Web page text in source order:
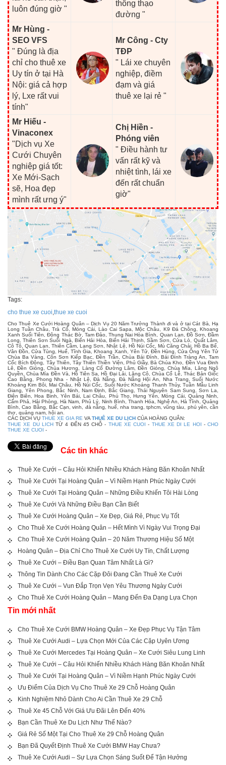
luôn đúng giờ "
thông thạo
đường "
Mr Hùng -
SEO VFS
" Đúng là địa
chỉ cho thuê xe
Uy tín ở tại Hà
Nội: giá cả hợp
lý, Lxe rất vui
tính"
Mr Công - Cty
TĐP
" Lái xe chuyên
nghiệp, điềm
đạm và giá
thuê xe lại rẻ "
Mr Hiếu -
Vinaconex
"Dịch vụ Xe
Cưới Chuyên
nghiệp giá tốt:
Xe Mới-Sạch
sẽ, Hoa đẹp
mình rất ưng ý"
Chị Hiền -
Phóng viên
" Điều hành tư
vấn rất kỹ và
nhiệt tình, lái xe
đến rất chuẩn
giờ"
Tags:
cho thue xe cuoi thue xe cuoi
Cho Thuê Xe Cưới Hoàng Quân – Dịch Vụ 20 Năm Trưởng Thành đi và ở tại Cát Bà, Hạ
Long Tuần Châu, Trà Cổ, Móng Cái, Lào Cai Sapa, Mộc Châu, K9 Đá Chông, Khoang
Xanh Suối Tiên, Động Thác Bờ, Tam Đảo, Thung Nai Hòa Bình, Quan Lạn, Đồ Sơn, Đầm
Long, Thiên Sơn Suối Ngà, Biển Hải Hòa, Biển Hải Thịnh, Sầm Sơn, Cửa Lò, Quất Lâm,
Cô Tô, Quan Lạn, Thiên Cầm, Lạng Sơn, Nhật Lệ, Hồ Núi Cốc, Mù Căng Chải, Hồ Ba Bể,
Vân Đồn, Cửa Tùng, Huế, Tĩnh Gia, Khoang Xanh, Yên Tử, Đền Hùng, Cửa Ông Yên Tử
Chùa Ba Vàng, Côn Sơn Kiếp Bạc, Đền Trần, Chùa Bái Đính, Bái Đính Tràng An, Tam
Cốc Bích Động, Tây Thiên, Tây Thiên Thiền Viện, Phủ Giầy, Bà Chúa Kho, Đền Vua Đinh
Lê, Đền Gióng, Chùa Hương, Làng Cổ Đường Lâm, Đền Gióng, Chùa Mía, Lăng Ngô
Quyền, Chùa Mía Đền Và, Hồ Tiên Sa, Hồ Đại Lải, Lăng Cô, Chùa Cổ Lễ, Thác Bản Giốc
Cao Bằng, Phong Nha - Nhật Lệ, Đà Nẵng, Đà Nẵng Hội An, Nha Trang, Suối Nước
Khoáng Kim Bôi, Mai Châu, Hồ Núi Cốc, Suối Nước Khoáng Thanh Thủy, Tuần Mẫu Linh
Giang, Yên Phong, Bắc Ninh, Nam Định, Bắc Giang, Thái Nguyên Sam Sung, Sơn La,
Điện Biên, Hoa Binh, Yên Bái, Lai Châu, Phú Thọ, Hưng Yên, Móng Cái, Quảng Ninh,
Cẩm Phả, Hải Phòng, Hà Nam, Phủ Lý, Ninh Bình, Thanh Hóa, Nghệ An, Hà Tĩnh, Quảng
Bình, Cao Bằng, Bắc Cạn, vinh, đà nẵng, huế, nha trang, tphcm, vũng tàu, phú yên, cần
thơ, quảng nam, hội an.
CÁC DỊCH VỤ THUE XE GIA RE VA THUÊ XE DU LỊCH CỦA HOÀNG QUÂN:
THUE XE DU LICHTỪ 4 ĐẾN 45 CHỖ - THUE XE CUOI - THUE XE DI LE HOI - CHO
THUE XE CUOI -
Các tin khác
Thuê Xe Cưới – Câu Hỏi Khiến Nhiều Khách Hàng Băn Khoăn Nhất
Thuê Xe Cưới Tại Hoàng Quân – Vì Niềm Hạnh Phúc Ngày Cưới
Thuê Xe Cưới Tại Hoàng Quân – Những Điều Khiến Tôi Hài Lòng
Thuê Xe Cưới Và Những Điều Bạn Cần Biết
Thuê Xe Cưới Hoàng Quân – Xe Đẹp, Giá Rẻ, Phục Vụ Tốt
Cho Thuê Xe Cưới Hoàng Quân – Hết Mình Vì Ngày Vui Trọng Đại
Cho Thuê Xe Cưới Hoàng Quân – 20 Năm Thương Hiệu Số Một
Hoàng Quân – Địa Chỉ Cho Thuê Xe Cưới Uy Tín, Chất Lượng
Thuê Xe Cưới – Điều Bạn Quan Tâm Nhất Là Gì?
Thông Tin Dành Cho Các Cặp Đôi Đang Cần Thuê Xe Cưới
Thuê Xe Cưới – Vun Đắp Trọn Vẹn Yêu Thương Ngày Cưới
Cho Thuê Xe Cưới Hoàng Quân – Mang Đến Đa Dạng Lựa Chọn
Tin mới nhất
Cho Thuê Xe Cưới BMW Hoàng Quân – Xe Đẹp Phục Vụ Tận Tâm
Thuê Xe Cưới Audi – Lựa Chọn Mới Của Các Cặp Uyên Ương
Thuê Xe Cưới Mercedes Tại Hoàng Quân – Xe Cưới Siêu Lung Linh
Thuê Xe Cưới – Câu Hỏi Khiến Nhiều Khách Hàng Băn Khoăn Nhất
Thuê Xe Cưới Tại Hoàng Quân – Vì Niềm Hạnh Phúc Ngày Cưới
Ưu Điểm Của Dịch Vụ Cho Thuê Xe 29 Chỗ Hoàng Quân
Kinh Nghiệm Nhỏ Dành Cho Ai Cần Thuê Xe 29 Chỗ
Thuê Xe 45 Chỗ Với Giá Ưu Đãi Lên Đến 40%
Bạn Cần Thuê Xe Du Lịch Như Thế Nào?
Giá Rẻ Số Một Tại Cho Thuê Xe 29 Chỗ Hoàng Quân
Bạn Đã Quyết Định Thuê Xe Cưới BMW Hay Chưa?
Thuê Xe Cưới Audi – Sự Lựa Chọn Sáng Suốt Để Tận Hưởng